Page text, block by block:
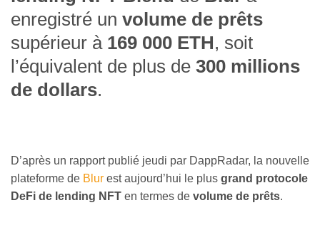
enregistré un volume de prêts
supérieur à169 000 ETH, soit
l’équivalent de plus de 300 millions
de dollars.
D’après un rapport publié jeudi par DappRadar, la nouvelle
plateforme de Blur est aujourd’hui le plus grand protocole
DeFi de lending NFT en termes de volume de prêts.